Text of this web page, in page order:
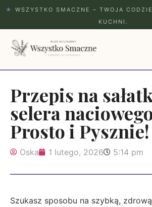
★
WSZYSTKO SMACZNE – TWOJA
KUCHNI.
Przepis na
selera
Prosto i Pysznie!
Oska 1 lutego, 2026 5:14 pm
Szukasz sposobu na szybką,